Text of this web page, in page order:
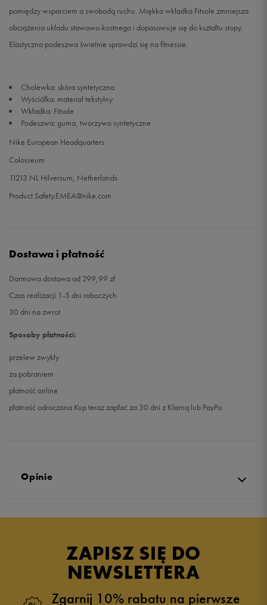
40,5 26 cm Powiadom o dostępności
pomiędzy wsparciem a swobodą ruchu. Miękka wkładka Fitsole zmniejsza
obciążenia układu stawowo-kostnego i dopasowuje się do kształtu stopy.
Elastyczna podeszwa świetnie sprawdzi się na fitnessie.
Cholewka: skóra syntetyczna
Wyściółka: materiał tekstylny
Wkładka: Fitsole
Podeszwa: guma, tworzywo syntetyczne
Nike European Headquarters
Colosseum
11213 NL Hilversum, Netherlands
Product.Safety.EMEA@nike.com
Dostawa i płatność
Darmowa dostawa od 299,99 zł
Czas realizacji 1-5 dni roboczych
30 dni na zwrot
Sposoby płatności:
przelew zwykły
za pobraniem
płatność online
płatność odroczona Kup teraz zapłać za 30 dni z Klarną lub PayPo
Opinie
ZAPISZ SIĘ DO
NEWSLETTERA
Zgarnij 10% rabatu na pierwsze